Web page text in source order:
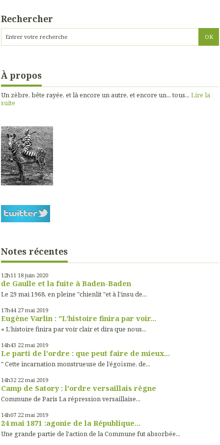
Rechercher
À propos
Un zèbre, bête rayée, et là encore un autre, et encore un... tous... Lire la
suite
Notes récentes
12h11 18 juin 2020
de Gaulle et la fuite à Baden-Baden
Le 29 mai 1968, en pleine "chienlit "et à l'insu de...
17h44 27 mai 2019
Eugène Varlin : "L’histoire finira par voir...
« L’histoire finira par voir clair et dira que nous...
14h43 22 mai 2019
Le parti de l'ordre : que peut faire de mieux...
" Cette incarnation monstrueuse de l’égoïsme, de...
14h32 22 mai 2019
Camp de Satory : l'ordre versaillais règne
Commune de Paris La répression versaillaise...
14h07 22 mai 2019
24 mai 1871 :agonie de la République...
Une grande partie de l'action de la Commune fut absorbée...